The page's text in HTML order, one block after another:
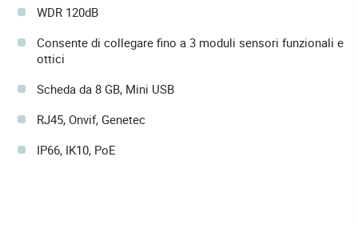
WDR 120dB
Consente di collegare fino a 3 moduli sensori funzionali e
ottici
Scheda da 8 GB, Mini USB
RJ45, Onvif, Genetec
IP66, IK10, PoE